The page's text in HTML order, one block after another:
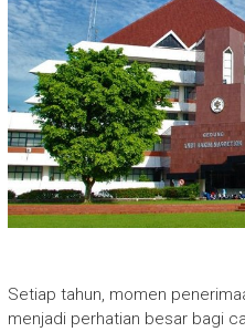
Setiap tahun, momen
menjadi perhatian besar bagi